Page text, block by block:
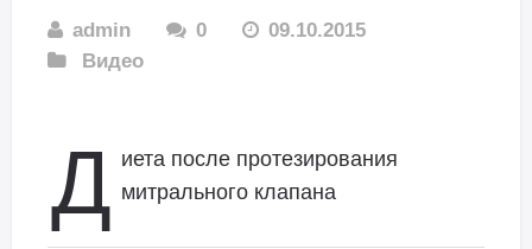
admin 0
09.10.2015
Видео
Д иета после протезирования
митрального клапана